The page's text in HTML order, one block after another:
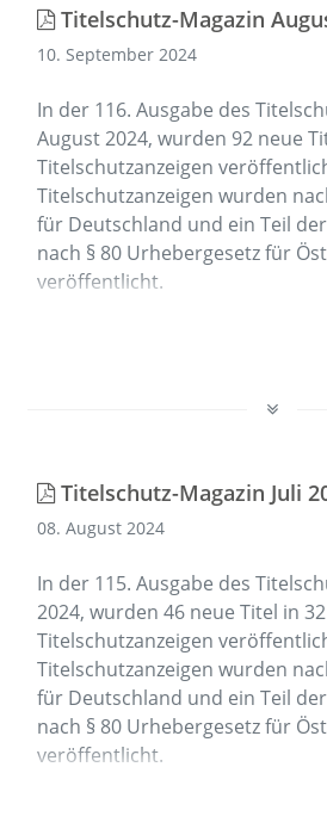
Titelschutz-Magazin
10. September 2024
In der 116. Ausgabe des
August 2024, wurden 92 neue
Titelschutzanzeigen
Titelschutzanzeigen wurden
für Deutschland und ein Teil
nach § 80 Urhebergesetz für
veröffentlicht.
Titelschutz-Magazin Juli
08. August 2024
In der 115. Ausgabe des
2024, wurden 46 neue Titel in 32
Titelschutzanzeigen
Titelschutzanzeigen wurden
für Deutschland und ein Teil
nach § 80 Urhebergesetz für
veröffentlicht.